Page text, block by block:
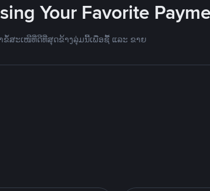
Your Favorite
າຂໍ້ສະເໜີທີ່ດີທີ່ສຸດຂ້າງລຸ່ມນີ້ເພື່ອຊື້ ແລະ ຂາຍ